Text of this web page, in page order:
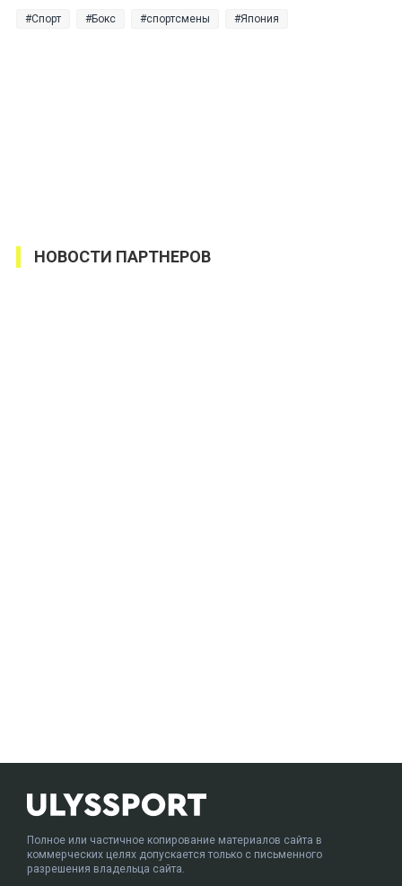
Спорт Бокс спортсмены Япония
НОВОСТИ ПАРТНЕРОВ
Полное или частичное копирование материалов сайта в
коммерческих целях допускается только с письменного
разрешения владельца сайта.